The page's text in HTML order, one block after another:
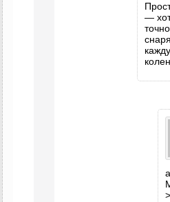
—
>